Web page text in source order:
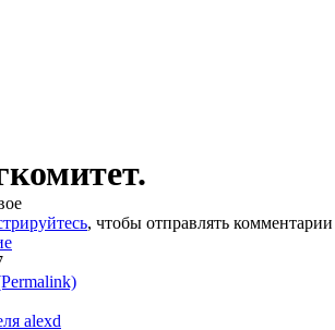
, чтобы отправлять комментарии